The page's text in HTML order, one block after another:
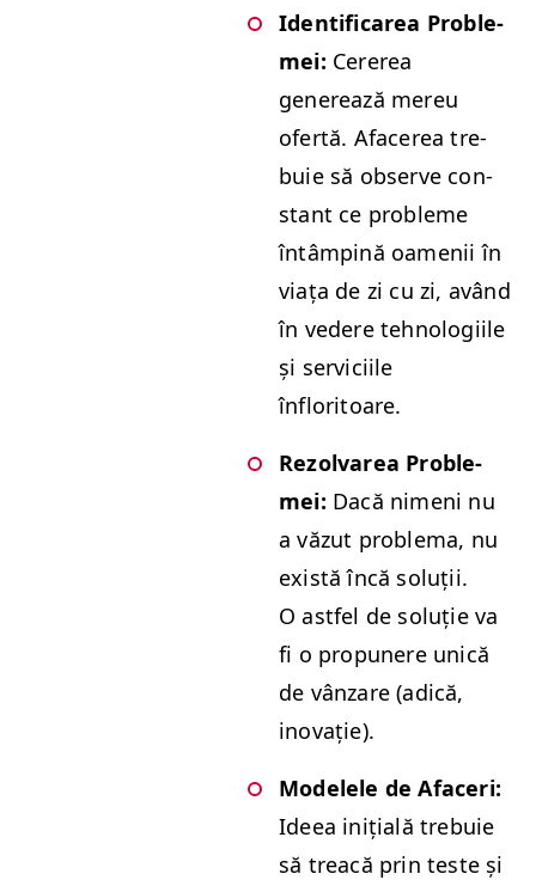
Iden­ti­fi­carea Prob­le­
mei: Cer­erea
generează mereu
ofer­tă. Afac­erea tre­
buie să observe con­
stant ce prob­leme
întâmp­ină oamenii în
viața de zi cu zi, având
în vedere tehnologi­ile
și ser­vici­ile
înfloritoare.
Rezolvarea Prob­le­
mei: Dacă nimeni nu
a văzut prob­le­ma, nu
există încă soluții.
O ast­fel de soluție va
fi o prop­unere unică
de vân­zare (adică,
inovație).
Mod­elele de Afac­eri:
Ideea inițială tre­buie
să treacă prin teste și